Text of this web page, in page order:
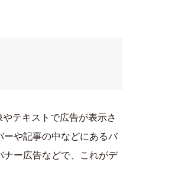
テキストで広告が表示さ
ーや記事の中などにあるバ
ー広告などで、これがデ